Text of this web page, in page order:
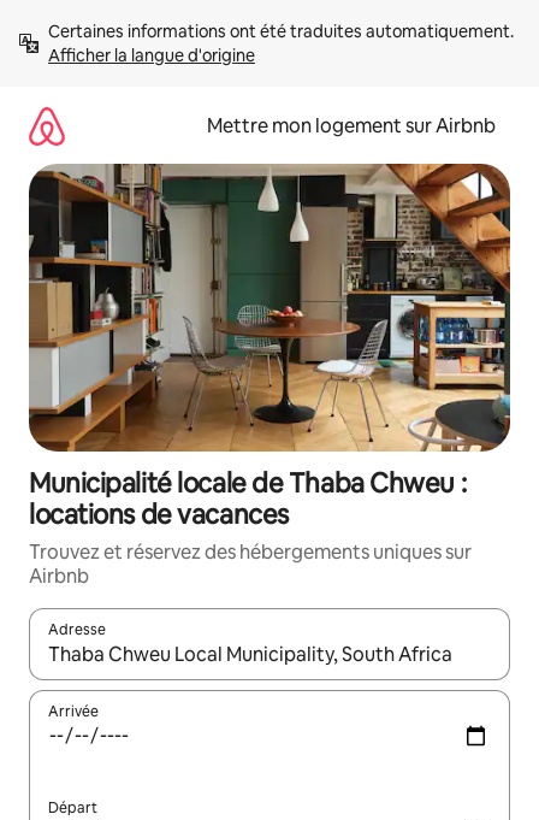
directement
Afficher la langue d'origine
Mettre mon logement sur Airbnb
Municipalité locale de Thaba Chweu :
locations de vacances
Trouvez et réservez des hébergements uniques sur
Airbnb
Adresse
Lorsque les résultats s'affichent, utilisez les flèches vers le
Arrivée
Départ